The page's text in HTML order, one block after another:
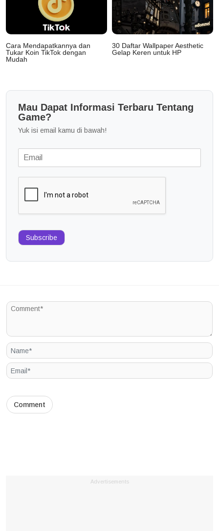
Cara Mendapatkannya dan
Tukar Koin TikTok dengan
Mudah
30 Daftar Wallpaper Aesthetic
Gelap Keren untuk HP
Mau Dapat Informasi Terbaru Tentang
Game?
Yuk isi email kamu di bawah!
Subscribe
Advertisements